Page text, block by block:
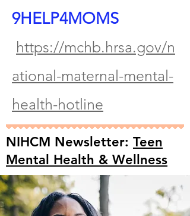
9HELP4MOMS
https://mchb.hrsa.gov/n
ational-maternal-mental-
health-hotline
NIHCM Newsletter: Teen
Mental Health & Wellness